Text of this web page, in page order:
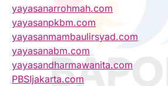
yayasanarrohmah.com
yayasanpkbm.com
yayasanmambaulirsyad.com
yayasanabm.com
yayasandharmawanita.com
PBSIjakarta.com